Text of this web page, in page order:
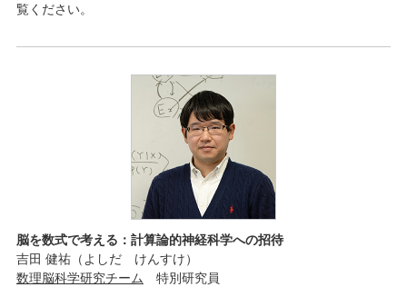
覧ください。
脳を数式で考える：計算論的神経科学への招待
吉田 健祐（よしだ けんすけ）
数理脳科学研究チーム
特別研究員